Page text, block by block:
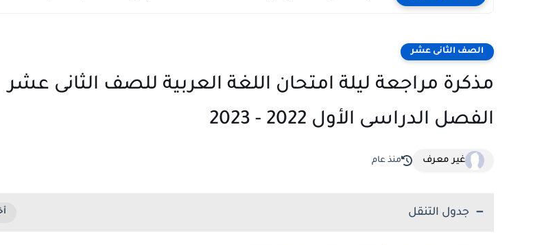
الصف الثانى عشر
مذكرة مراجعة ليلة امتحان اللغة العربية للصف الثانى عشر
الفصل الدراسى الأول 2022 - 2023
غير معرف منذ عام
جدول التنقل